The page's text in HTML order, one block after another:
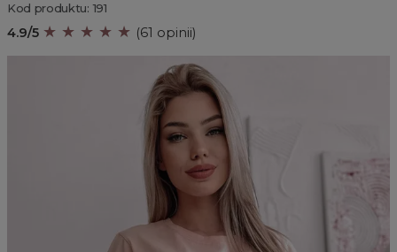
Kod produktu: 191
4.9/5 ★ ★ ★ ★ ★ (61 opinii)